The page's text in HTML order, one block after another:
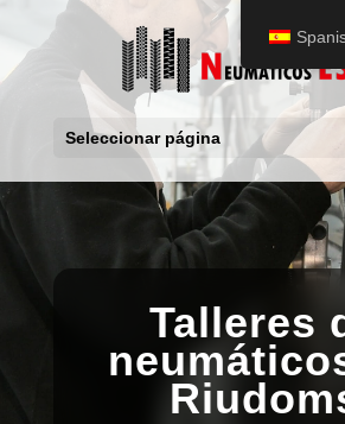
Seleccionar página
Talleres